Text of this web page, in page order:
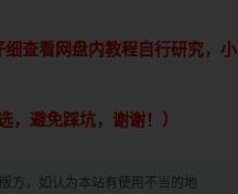
查看网盘内教程自行研究，小
，避免踩坑，谢谢！）
方，如认为本站有使用不当的地